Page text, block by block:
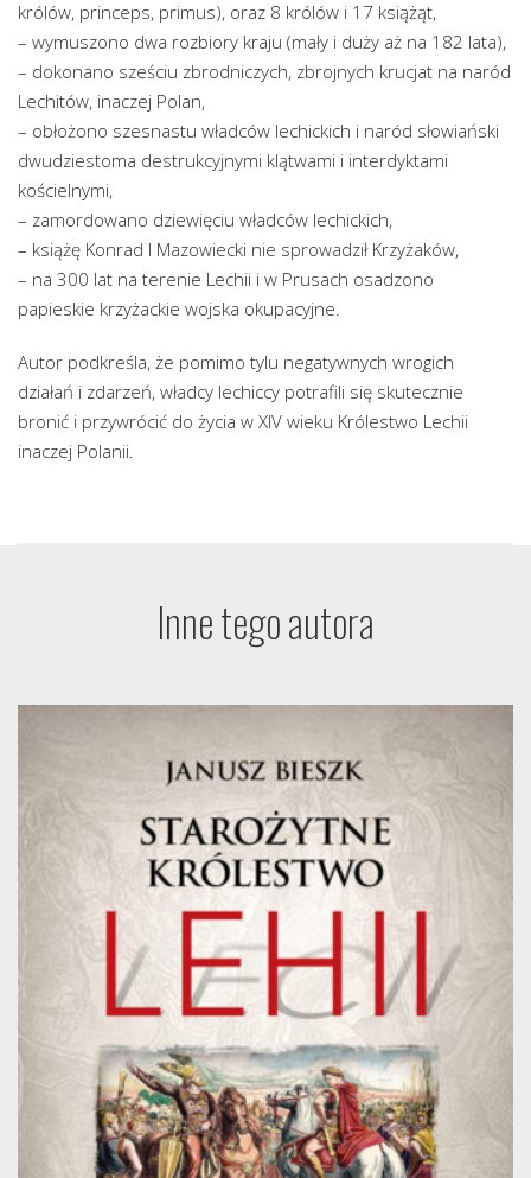
królów, princeps, primus), oraz 8 królów i 17 książąt,
– wymuszono dwa rozbiory kraju (mały i duży aż na 182 lata),
– dokonano sześciu zbrodniczych, zbrojnych krucjat na naród
Lechitów, inaczej Polan,
– obłożono szesnastu władców lechickich i naród słowiański
dwudziestoma destrukcyjnymi klątwami i interdyktami
kościelnymi,
– zamordowano dziewięciu władców lechickich,
– książę Konrad I Mazowiecki nie sprowadził Krzyżaków,
– na 300 lat na terenie Lechii i w Prusach osadzono
papieskie krzyżackie wojska okupacyjne.
Autor podkreśla, że pomimo tylu negatywnych wrogich
działań i zdarzeń, władcy lechiccy potrafili się skutecznie
bronić i przywrócić do życia w XIV wieku Królestwo Lechii
inaczej Polanii.
Inne tego autora